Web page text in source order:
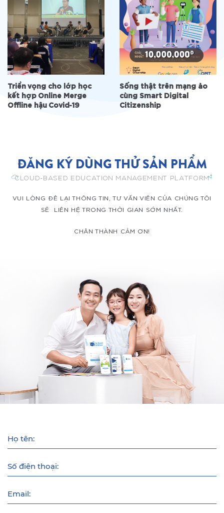
Triển vọng cho lớp học
kết hợp Online Merge
Offline hậu Covid-19
Sống thật trên mạng ảo
cùng Smart Digital
Citizenship
ĐĂNG KÝ DÙNG THỬ SẢN PHẨM
CLOUD-BASED EDUCATION MANAGEMENT PLATFORM
VUI LÒNG ĐÊ LẠI THÔNG TIN, TƯ VẤN VIÊN CỦA CHÚNG TÔI
SẼ LIÊN HỆ TRONG THỜI GIAN SỚM NHẤT.
CHÂN THÀNH CẢM ƠN!
Họ tên:
Số điện thoại:
Email: